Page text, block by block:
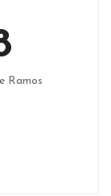
Ramos